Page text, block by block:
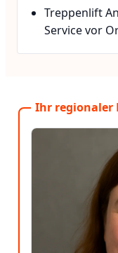
Treppenlift
Service vor
Ihr regionaler